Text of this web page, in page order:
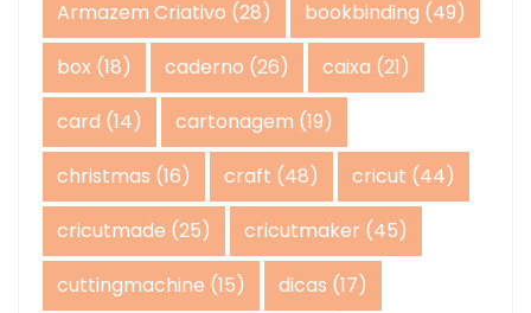
Armazem Criativo (28) bookbinding (49)
box (18) caderno (26) caixa (21)
card (14) cartonagem (19)
christmas (16) craft (48) cricut (44)
cricutmade (25) cricutmaker (45)
cuttingmachine (15) dicas (17)